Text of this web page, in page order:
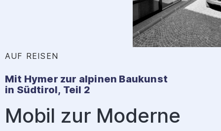
AUF REISEN
Mit Hymer zur alpinen Baukunst
in Südtirol, Teil 2
Mobil zur Moderne